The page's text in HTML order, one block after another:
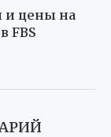
и цены на
FBS